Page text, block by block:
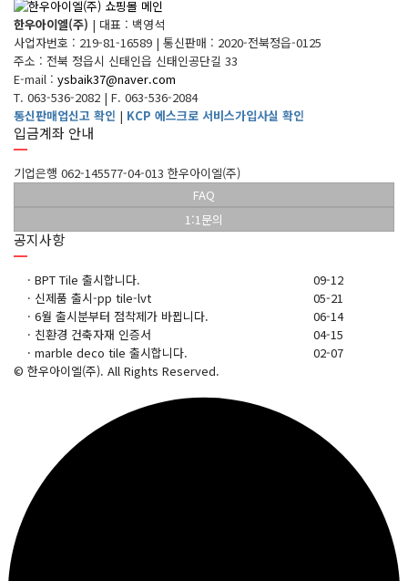
한우아이엘(주) | 대표 : 백영석
사업자번호 : 219-81-16589 | 통신판매 : 2020-전북정읍-0125
주소 : 전북 정읍시 신태인읍 신태인공단길 33
E-mail : ysbaik37@naver.com
T. 063-536-2082 | F. 063-536-2084
통신판매업신고 확인 | KCP 에스크로 서비스가입사실 확인
입금계좌 안내
기업은행 062-145577-04-013 한우아이엘(주)
FAQ
1:1문의
공지사항
· BPT Tile 출시합니다.
09-12
· 신제품 출시-pp tile-lvt
05-21
· 6월 출시분부터 점착제가 바뀝니다.
06-14
· 친환경 건축자재 인증서
04-15
· marble deco tile 출시합니다.
02-07
© 한우아이엘(주). All Rights Reserved.